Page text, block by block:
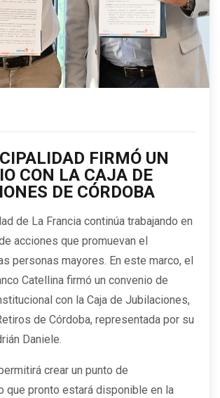
FIRMÓ UN
CON LA CAJA DE
DE CÓRDOBA
de La Francia continúa trabajando en
acciones que promuevan el
personas mayores. En este marco, el
Catellina firmó un convenio de
con la Caja de Jubilaciones,
de Córdoba, representada por su
Daniele.
crear un punto de
que pronto estará disponible en la